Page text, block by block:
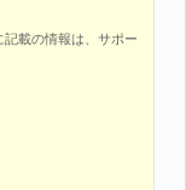
載の情報は、サポー